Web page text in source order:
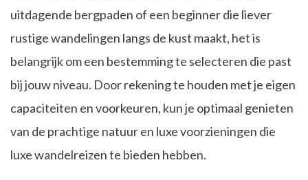
uitdagende bergpaden of een beginner die liever
rustige wandelingen langs de kust maakt, het is
belangrijk om een bestemming te selecteren die past
bij jouw niveau. Door rekening te houden met je eigen
capaciteiten en voorkeuren, kun je optimaal genieten
van de prachtige natuur en luxe voorzieningen die
luxe wandelreizen te bieden hebben.